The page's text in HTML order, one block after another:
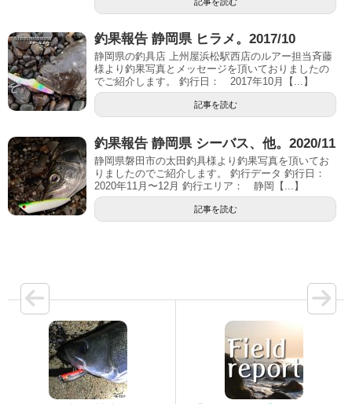
釣果報告 静岡県 ヒラメ。2017/10
静岡県の釣具店 上州屋浜松駅西店のルアー担当斉藤
様より釣果写真とメッセージを頂いておりましたの
でご紹介します。 釣行日： 2017年10月【...】
記事を読む
釣果報告 静岡県 シーバス、他。2020/11
静岡県磐田市の太田釣具様より釣果写真を頂いてお
りましたのでご紹介します。 釣行データ 釣行日：
2020年11月〜12月 釣行エリア： 静岡【...】
記事を読む